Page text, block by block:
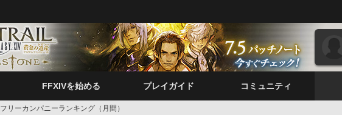
FFXIVを始める プレイガイド コミュニティ
フリーカンパニーランキング（月間）